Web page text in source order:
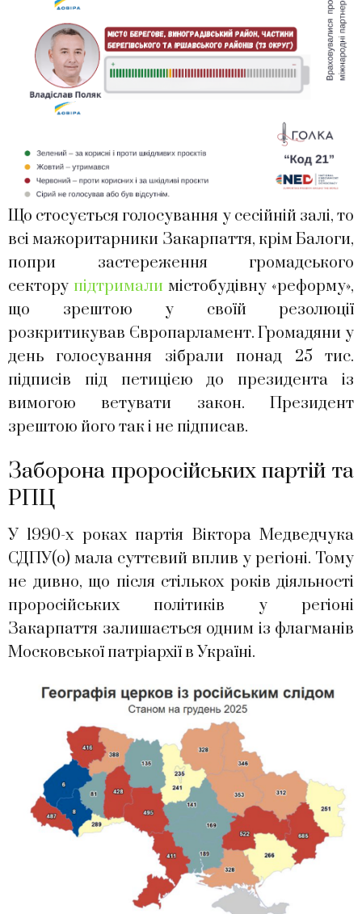
Що стосується голосування у сесійній залі, то
всі мажоритарники Закарпаття, крім Балоги,
попри застереження громадського
сектору підтримали містобудівну «реформу»,
що зрештою у своїй резолюції
розкритикував Європарламент. Громадяни у
день голосування зібрали понад 25 тис.
підписів під петицією до президента із
вимогою ветувати закон. Президент
зрештою його так і не підписав.
Заборона проросійських партій та
РПЦ
У 1990-х роках партія Віктора Медведчука
СДПУ(о) мала суттєвий вплив у регіоні. Тому
не дивно, що після стількох років діяльності
проросійських політиків у регіоні
Закарпаття залишається одним із флагманів
Московської патріархії в Україні.